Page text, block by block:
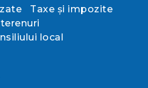
Taxe și impozite
local